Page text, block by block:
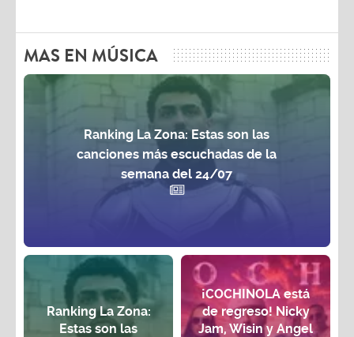
MAS EN MÚSICA
Ranking La Zona: Estas son las
canciones más escuchadas de la
semana del 24/07
Ranking La Zona:
Estas son las
¡COCHINOLA está
de regreso! Nicky
Jam, Wisin y Angel